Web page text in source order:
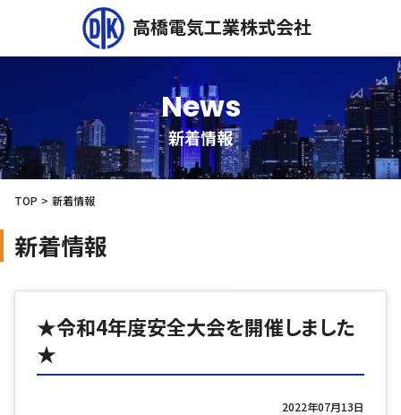
高橋電気工業株式会社
News
新着情報
TOP 新着情報
新着情報
★令和4年度安全大会を開催しました
★
2022年07月13日